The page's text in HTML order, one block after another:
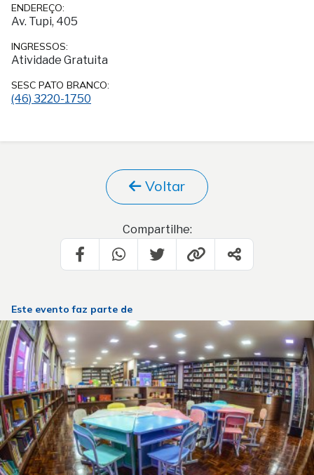
ENDEREÇO:
Av. Tupi, 405
INGRESSOS:
Atividade Gratuita
SESC PATO BRANCO:
(46) 3220-1750
Voltar
Compartilhe:
Este evento faz parte de